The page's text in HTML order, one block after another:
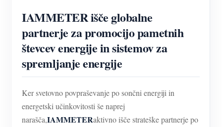
Avtomatizacija doma
Tovarniški energetski nadzor
Dokument
Vadnica Video
pogosta vprašanja
Blogi
Razvijalec
Raziščite
Program nagrajevanja
Kontakt
O nas
IAMMETER išče globalne
partnerje za promocijo pametnih
števcev energije in sistemov za
spremljanje energije
Ker svetovno povpraševanje po sončni energiji in
energetski učinkovitosti še naprej
narašča,IAMMETERaktivno išče strateške partnerje po